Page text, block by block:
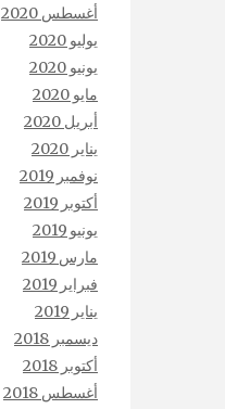
أغسطس 2020
يوليو 2020
يونيو 2020
مايو 2020
أبريل 2020
يناير 2020
نوفمبر 2019
أكتوبر 2019
يونيو 2019
مارس 2019
فبراير 2019
يناير 2019
ديسمبر 2018
أكتوبر 2018
أغسطس 2018